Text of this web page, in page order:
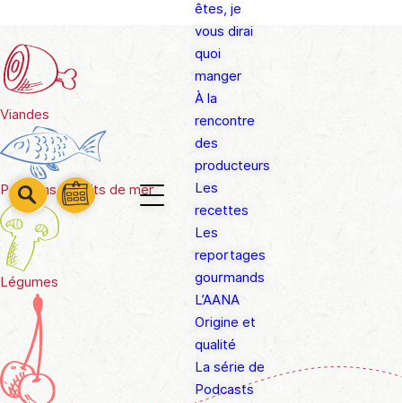
barre
barre
êtes, je
vous dirai
quoi
manger
À la
rencontre
des
producteurs
Les
recettes
Les
reportages
gourmands
L’AANA
Origine et
qualité
La série de
Podcasts
Viandes
Poissons & fruits de mer
Légumes